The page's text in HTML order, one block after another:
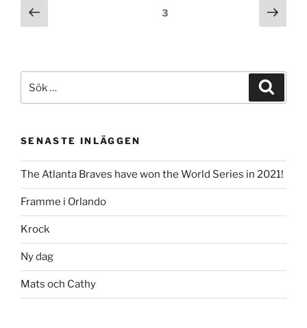
Inläggsnavigering
Föregående
sida
Sida3
sida
efter:
SENASTE INLÄGGEN
The Atlanta Braves have won the World Series in 2021!
Framme i Orlando
Krock
Ny dag
Mats och Cathy